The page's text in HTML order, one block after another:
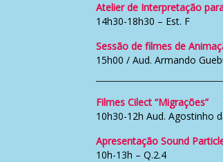
Atelier de Interpretação
14h30-18h30 – Est. F
Sessão de filmes de
15h00 / Aud. Armando
Filmes Cilect “Migrações”
10h30-12h Aud. Agostinho
Apresentação Sound
10h-13h – Q.2.4